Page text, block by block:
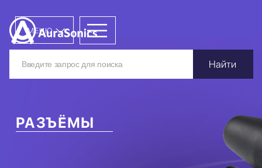
Найти
МЕНЮ
РАЗЪЁМЫ